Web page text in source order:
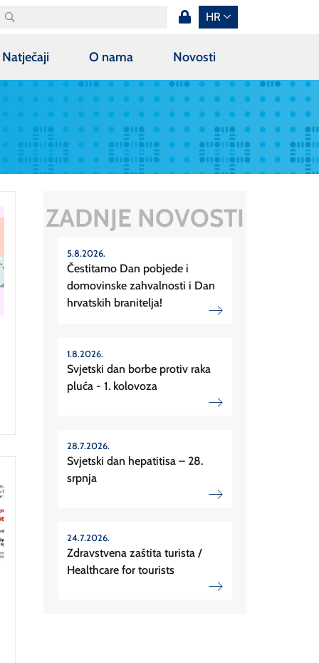
HR
Natječaji O nama Novosti
ZADNJE NOVOSTI
5.8.2026.
Čestitamo Dan pobjede i
domovinske zahvalnosti i Dan
hrvatskih branitelja!
1.8.2026.
Svjetski dan borbe protiv raka
pluća - 1. kolovoza
28.7.2026.
Svjetski dan hepatitisa – 28.
srpnja
24.7.2026.
Zdravstvena zaštita turista /
Healthcare for tourists